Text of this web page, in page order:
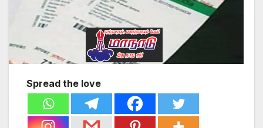
Spread the love